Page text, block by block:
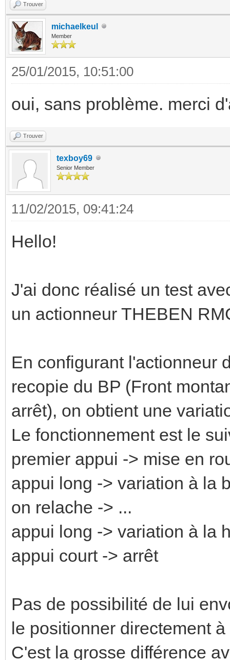
Trouver
michaelkeul
Member
25/01/2015, 10:51:00
oui, sans problème. merci
Trouver
texboy69
Senior Member
11/02/2015, 09:41:24
Hello!
J'ai donc réalisé un test
un actionneur THEBEN
En configurant l'actionneur
recopie du BP (Front
arrêt), on obtient une
Le fonctionnement est le
premier appui -> mise en
appui long -> variation à la
on relache -> ...
appui long -> variation à la
appui court -> arrêt
Pas de possibilité de lui
le positionner directement
C'est la grosse différence